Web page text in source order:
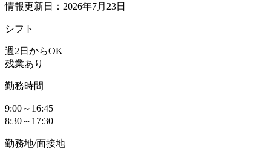
情報更新日：2026年7月23日
シフト
週2日からOK
残業あり
勤務時間
9:00～16:45
8:30～17:30
勤務地/面接地